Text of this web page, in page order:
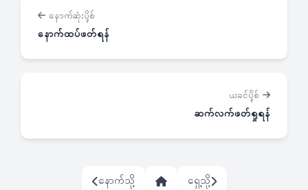
နောက်ဆုံးပို့စ်
နောက်ထပ်ဖတ်ရန်
ယခင်ပို့စ်
ဆက်လက်ဖတ်ရှုရန်
နောက်သို့ ရှေ့သို့